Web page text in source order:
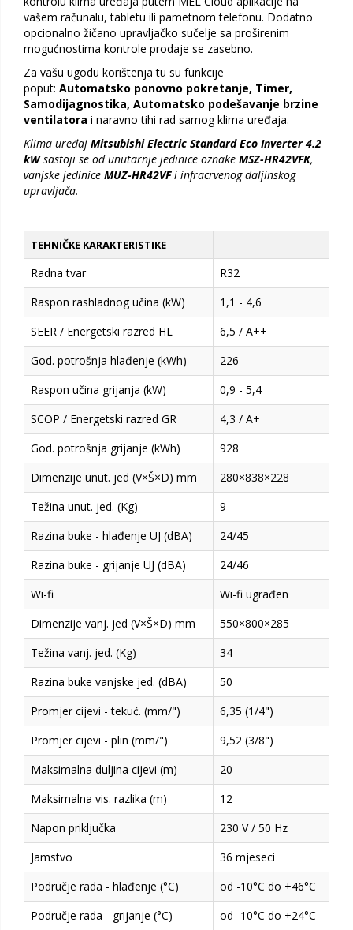
vašem računalu, tabletu ili pametnom telefonu. Dodatno
opcionalno žičano upravljačko sučelje sa proširenim
mogućnostima kontrole prodaje se zasebno.
Za vašu ugodu korištenja tu su funkcije
poput: Automatsko ponovno pokretanje, Timer,
Samodijagnostika, Automatsko podešavanje brzine
ventilatora i naravno tihi rad samog klima uređaja.
Klima uređaj Mitsubishi Electric Standard Eco Inverter 4.2
kWsastoji se od unutarnje jedinice oznake MSZ-HR42VFK,
vanjske jedinice MUZ-HR42VFi infracrvenog daljinskog
upravljača.
TEHNIČKE KARAKTERISTIKE
Radna tvar
R32
Raspon rashladnog učina (kW)
1,1 - 4,6
SEER / Energetski razred HL
6,5 / A++
God. potrošnja hlađenje (kWh)
226
Raspon učina grijanja (kW)
0,9 - 5,4
SCOP / Energetski razred GR
4,3 / A+
God. potrošnja grijanje (kWh)
928
Dimenzije unut. jed (V×Š×D) mm
280×838×228
Težina unut. jed. (Kg)
9
Razina buke - hlađenje UJ (dBA)
24/45
Razina buke - grijanje UJ (dBA)
24/46
Wi-fi
Wi-fi ugrađen
Dimenzije vanj. jed (V×Š×D) mm
550×800×285
Težina vanj. jed. (Kg)
34
Razina buke vanjske jed. (dBA)
50
Promjer cijevi - tekuć. (mm/")
6,35 (1/4")
Promjer cijevi - plin (mm/")
9,52 (3/8")
Maksimalna duljina cijevi (m)
20
Maksimalna vis. razlika (m)
12
Napon priključka
230 V / 50 Hz
Jamstvo
36 mjeseci
Područje rada - hlađenje (°C)
od -10°C do +46°C
Područje rada - grijanje (°C)
od -10°C do +24°C